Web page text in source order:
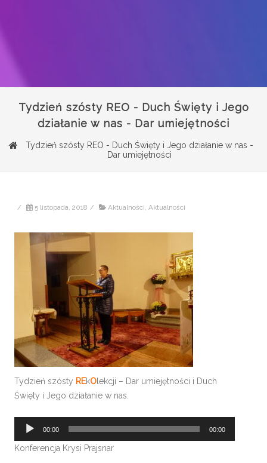
Tydzień szósty REO - Duch Święty i Jego
działanie w nas - Dar umiejętności
Tydzień szósty REO - Duch Święty i Jego działanie w nas -
Dar umiejętności
/ 5 listopada, 2018 / Aktualności, Aktualności
Tydzień szósty REkO lekcji – Dar umiejętności i Duch
Święty i Jego działanie w nas.
Odtwarzacz
dźwiękowych
00:00 00:00
Konferencja Krysi Prajsnar